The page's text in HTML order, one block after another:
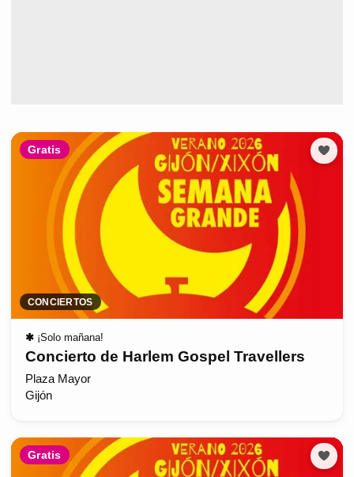
Gratis
CONCIERTOS
✱ ¡Solo mañana!
Concierto de Harlem Gospel Travellers
Plaza Mayor
Gijón
Gratis